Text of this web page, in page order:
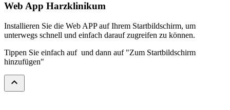
Web App Harzklinikum
Installieren Sie die Web APP auf Ihrem Startbildschirm, um
unterwegs schnell und einfach darauf zugreifen zu können.
Tippen Sie einfach auf und dann auf "Zum Startbildschirm
hinzufügen"
expand_less